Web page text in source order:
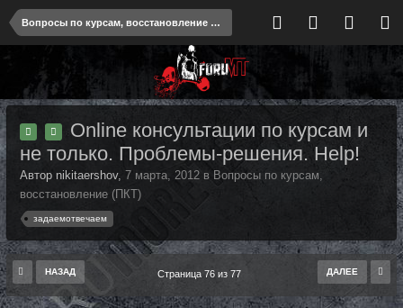
Вопросы по курсам, восстановление (ПКТ)
Online консультации по курсам и
не только. Проблемы-решения. Help!
Автор nikitaershov, 7 марта, 2012 в Вопросы по курсам,
восстановление (ПКТ)
задаемотвечаем
НАЗАД ДАЛЕЕ
Страница 76 из 77